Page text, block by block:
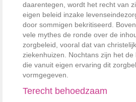
daarentegen, wordt het recht van
eigen beleid inzake
door sommigen bekritiseerd.
vele mythes de ronde over de
zorgbeleid, vooral dat van
ziekenhuizen. Nochtans zijn het
die vanuit eigen ervaring dit
vormgegeven.
Terecht behoedzaam